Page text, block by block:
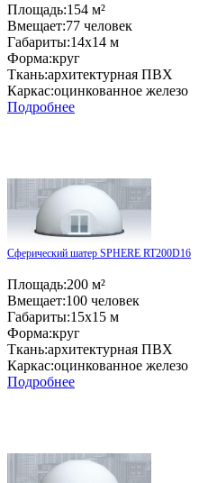
Площадь:154 м²
Вмещает:77 человек
Габариты:14x14 м
Форма:круг
Ткань:архитектурная ПВХ
Каркас:оцинкованное железо
Подробнее
Сферический шатер SPHERE RT200D16
Площадь:200 м²
Вмещает:100 человек
Габариты:15x15 м
Форма:круг
Ткань:архитектурная ПВХ
Каркас:оцинкованное железо
Подробнее